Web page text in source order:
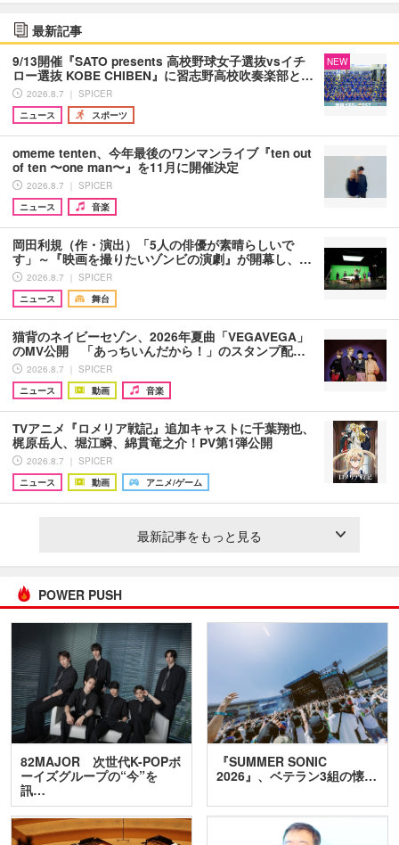
最新記事
9/13開催『SATO presents 高校野球女子選抜vsイチ
ロー選抜 KOBE CHIBEN』に習志野高校吹奏楽部と…
2026.8.7 ｜ SPICER
ニュース
スポーツ
NEW
omeme tenten、今年最後のワンマンライブ『ten out
of ten 〜one man〜』を11月に開催決定
2026.8.7 ｜ SPICER
ニュース
音楽
岡田利規（作・演出）「5人の俳優が素晴らしいで
す」～『映画を撮りたいゾンビの演劇』が開幕し、…
2026.8.7 ｜ SPICER
ニュース
舞台
猫背のネイビーセゾン、2026年夏曲「VEGAVEGA」
のMV公開 「あっちいんだから！」のスタンプ配…
2026.8.7 ｜ SPICER
ニュース
動画 音楽
TVアニメ『ロメリア戦記』追加キャストに千葉翔也、
梶原岳人、堀江瞬、綿貫竜之介！PV第1弾公開
2026.8.7 ｜ SPICER
ニュース
動画 アニメ/ゲーム
最新記事をもっと見る
POWER PUSH
82MAJOR 次世代K-POPボ
ーイズグループの“今”を
訊…
『SUMMER SONIC
2026』、ベテラン3組の懐…